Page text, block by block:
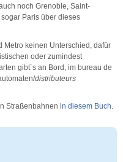
noch Grenoble, Saint-
Paris über dieses
Metro keinen Unterschied, dafür
oder zumindest
gibt´s an Bord, im bureau de
distributeurs
Straßenbahnen in diesem Buch.